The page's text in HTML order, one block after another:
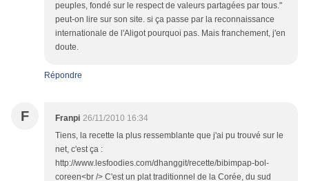
peuples, fondé sur le respect de valeurs partagées par tous."
peut-on lire sur son site. si ça passe par la reconnaissance
internationale de l'Aligot pourquoi pas. Mais franchement, j'en
doute.
Répondre
F Franpi 26/11/2010 16:34
Tiens, la recette la plus ressemblante que j'ai pu trouvé sur le
net, c'est ça :
http://www.lesfoodies.com/dhanggit/recette/bibimpap-bol-
coreen<br /> C'est un plat traditionnel de la Corée, du sud